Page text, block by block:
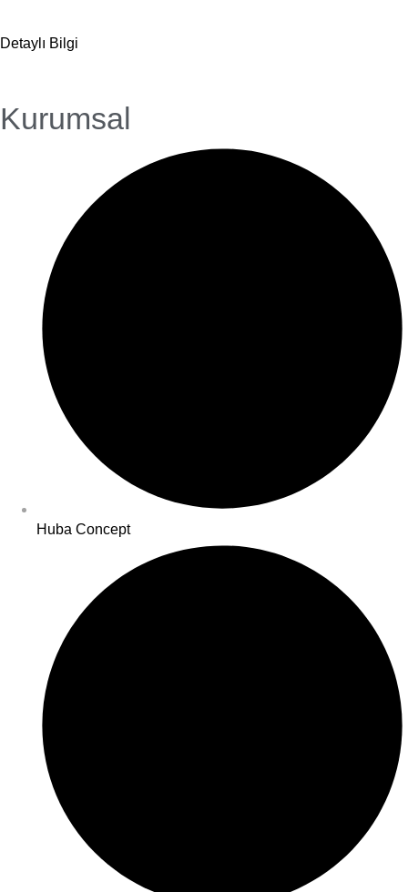
Detaylı Bilgi
Kurumsal
Huba Concept